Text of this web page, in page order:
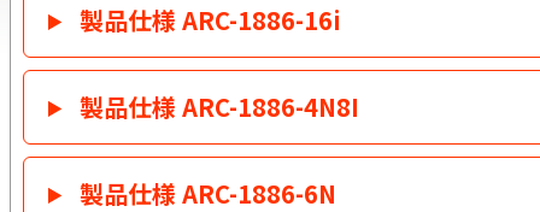
製品仕様 ARC-1886-16i
製品仕様 ARC-1886-4N8I
製品仕様 ARC-1886-6N